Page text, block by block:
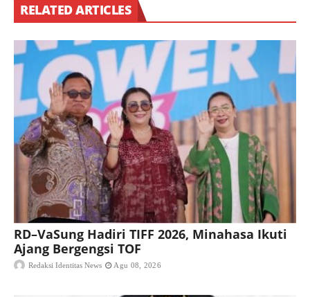
RELATED ARTICLES
RD–VaSung Hadiri TIFF 2026, Minahasa Ikuti
Ajang Bergengsi TOF
Redaksi Identitas News Agu 08, 2026